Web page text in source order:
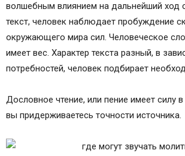
волшебным влиянием на дальнейший ход
текст, человек наблюдает пробуждение
окружающего мира сил. Человеческое
имеет вес. Характер текста разный, в
потребностей, человек подбирает
Дословное чтение, или пение имеет силу
вы придерживаетесь точности источника.